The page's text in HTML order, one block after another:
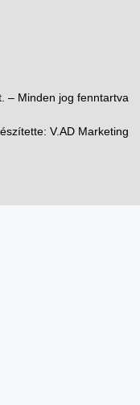
– Minden jog fenntartva​
V.AD Marketing